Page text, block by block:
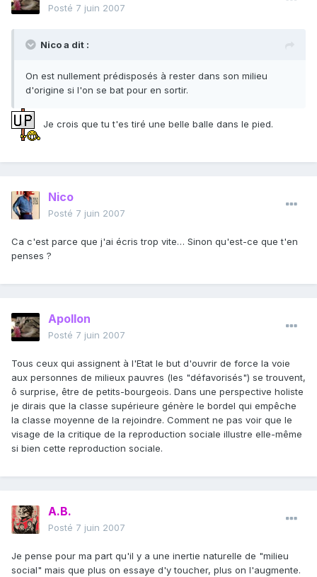
Posté 7 juin 2007
Nico a dit :
On est nullement prédisposés à rester dans son milieu
d'origine si l'on se bat pour en sortir.
Je crois que tu t'es tiré une belle balle dans le pied.
Nico
Posté 7 juin 2007
Ca c'est parce que j'ai écris trop vite… Sinon qu'est-ce que t'en
penses ?
Apollon
Posté 7 juin 2007
Tous ceux qui assignent à l'Etat le but d'ouvrir de force la voie
aux personnes de milieux pauvres (les "défavorisés") se trouvent,
ô surprise, être de petits-bourgeois. Dans une perspective holiste
je dirais que la classe supérieure génère le bordel qui empêche
la classe moyenne de la rejoindre. Comment ne pas voir que le
visage de la critique de la reproduction sociale illustre elle-même
si bien cette reproduction sociale.
A.B.
Posté 7 juin 2007
Je pense pour ma part qu'il y a une inertie naturelle de "milieu
social" mais que plus on essaye d'y toucher, plus on l'augmente.